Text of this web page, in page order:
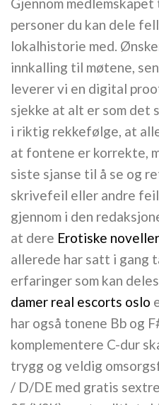
personer du kan dele
lokalhistorie med.
innkalling til møtene,
leverer vi en digital
sjekke at alt er som det
i riktig rekkefølge, at
at fontene er korrekte,
siste sjanse til å se og
skrivefeil eller andre feil
gjennom i den
at dere Erotiske
allerede har satt i gang
erfaringer som kan
damer real escorts oslo
har også tonene Bb og
komplementere C-dur
trygg og veldig
/ D/DE med gratis